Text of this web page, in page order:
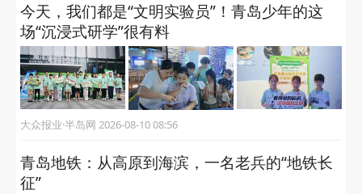
今天，我们都是“文明实验员”！青岛少年的这
场“沉浸式研学”很有料
大众报业·半岛网 2026-08-10 08:56
青岛地铁：从高原到海滨，一名老兵的“地铁长
征”